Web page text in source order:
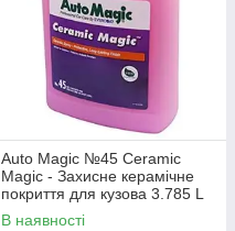
Auto Magic №45 Ceramic
Magic - Захисне керамічне
покриття для кузова 3.785 L
В наявності